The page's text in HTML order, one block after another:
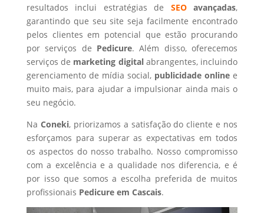
resultados inclui estratégias de SEOavançadas,
garantindo que seu site seja facilmente encontrado
pelos clientes em potencial que estão procurando
por serviços de Pedicure. Além disso, oferecemos
serviços de marketing digital abrangentes, incluindo
gerenciamento de mídia social, publicidade online e
muito mais, para ajudar a impulsionar ainda mais o
seu negócio.
Na Coneki, priorizamos a satisfação do cliente e nos
esforçamos para superar as expectativas em todos
os aspectos do nosso trabalho. Nosso compromisso
com a excelência e a qualidade nos diferencia, e é
por isso que somos a escolha preferida de muitos
profissionais Pedicureem Cascais.